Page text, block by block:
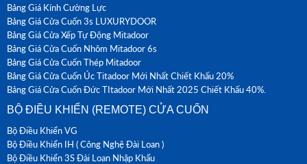
Bảng Giá Kính Cường Lực
Bảng Giá Cửa Cuốn 3s LUXURYDOOR
Bảng Giá Cửa Xếp Tự Động Mitadoor
Bảng Giá Cửa Cuốn Nhôm Mitadoor 6s
Bảng Giá Cửa Cuốn Thép Mitadoor
Bảng Giá Cửa Cuốn Úc Titadoor Mới Nhất Chiết Khấu 20%
Bảng Giá Cửa Cuốn Đức TItadoor Mới Nhất 2025 Chiết Khấu 40%.
BỘ ĐIỀU KHIỂN (REMOTE) CỬA CUỐN
Bộ Điều Khiển VG
Bộ Điều Khiển IH ( Công Nghệ Đài Loan )
Bộ Điều Khiển 3S Đài Loan Nhập Khẩu